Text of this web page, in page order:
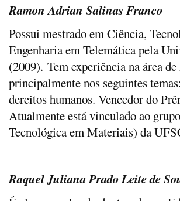
Ramon Adrian Salinas Franco
Possui mestrado em Ciência,
Engenharia em Telemática pela
(2009). Tem experiência na área
principalmente nos seguintes
dereitos humanos. Vencedor do
Atualmente está vinculado ao
Tecnológica em Materiais) da
Raquel Juliana Prado Leite de